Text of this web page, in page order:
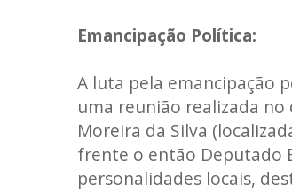
Emancipação Política:
A luta pela emancipação
uma reunião realizada no
Moreira da Silva
frente o então Deputado
personalidades locais,